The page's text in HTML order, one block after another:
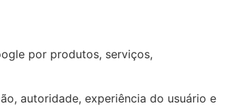
por produtos, serviços,
autoridade, experiência do usuário e